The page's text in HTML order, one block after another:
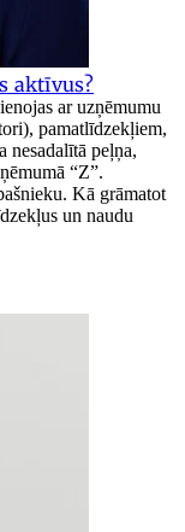
aktīvus?
ar uzņēmumu
pamatlīdzekļiem,
nesadalītā peļņa,
“Z”.
Kā grāmatot
un naudu